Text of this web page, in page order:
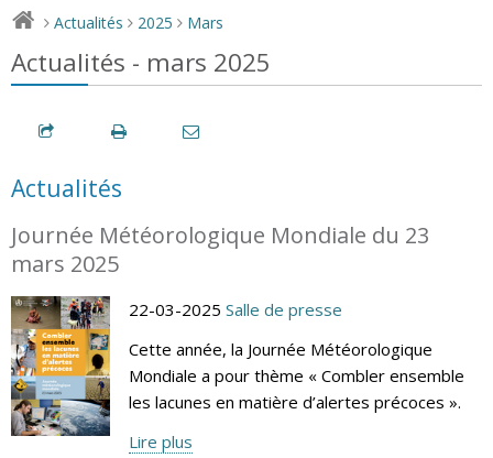
> Actualités > 2025 > Mars
Actualités - mars 2025
Actualités
Journée Météorologique Mondiale du 23
mars 2025
22-03-2025 Salle de presse
Cette année, la Journée Météorologique
Mondiale a pour thème « Combler ensemble
les lacunes en matière d’alertes précoces ».
Lire plus